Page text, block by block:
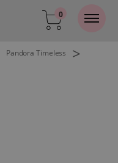
0
Pandora Timeless >